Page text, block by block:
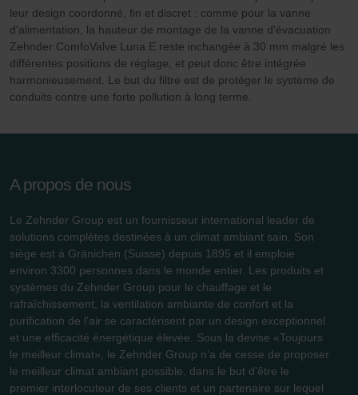
disponibles dans leur intégralité.
Pour plus de détails, nous vous invitons à prendre
connaissance de notre politique relative aux cookies.
Datenschutzerklärung der Zehnder Group
Zehnder Group Czech Republic s.r.o.: Zásady ochrany
Zehnder Group France: Protection des données
Zehnder Group Ibérica SAU: Política de privacidad
Zehnder Group Italia S.r.l.: Privacy
Zehnder Group İç Mekan İklimlendirme Sanayi ve Ticaret
Limitet Şirketi: Web Sitesi Çerezleri
Zehnder Group Nederland bv: Privacyverklaringen
Zehnder Group Sales International: Privacy Policy
Zehnder Group Schweiz AG: Datenschutz
Zehnder Polska Sp. z o.o.: Oświadczenie o ochronie
leur design coordonné, fin et discret : comme pour la vanne
d'alimentation, la hauteur de montage de la vanne d'évacuation
Zehnder ComfoValve Luna E reste inchangée à 30 mm malgré les
différentes positions de réglage, et peut donc être intégrée
harmonieusement. Le but du filtre est de protéger le système de
conduits contre une forte pollution à long terme.
A propos de nous
Le Zehnder Group est un fournisseur international leader de
solutions complètes destinées à un climat ambiant sain. Son
siège est à Gränichen (Suisse) depuis 1895 et il emploie
environ 3300 personnes dans le monde entier. Les produits et
systèmes du Zehnder Group pour le chauffage et le
rafraîchissement, la ventilation ambiante de confort et la
purification de l’air se caractérisent par un design exceptionnel
et une efficacité énergétique élevée. Sous la devise «Toujours
le meilleur climat», le Zehnder Group n’a de cesse de proposer
le meilleur climat ambiant possible, dans le but d’être le
premier interlocuteur de ses clients et un partenaire sur lequel